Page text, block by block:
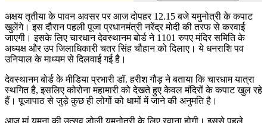
अक्षय तृतीया के पावन अवसर पर आज दोपहर 12.15 बजे यमुनोत्री के कपाट
खुलेंगे। इस दौरान पहली पूजा प्रधानमंत्री नरेंद्र मोदी की तरफ से करवाई
जाएगी। इसके लिए चारधान देवस्थानम बोर्ड ने 1101 रुपए मंदिर समिति के
अध्यक्ष और उप जिलाधिकारी चतर सिंह चौहान को दिलाए। ये धनराशि पव
उनियाल के माध्यम से दिलवाई गई है।
देवस्थानम बोर्ड के मीडिया प्रभारी डॉ. हरीश गौड़ ने बताया कि चारधाम यात्रा
स्थगित है, इसलिए कोरोना महामारी को देखते हुए केवल मंदिरों के कपाट खुल रहे
हैं। पूजापाठ से जुड़े कुछ ही लोगों को धामों में जाने की अनुमति है।
आज मां यमुना की उत्सव डोली यमुनोत्री के लिए रवाना होगी। इससे पहले